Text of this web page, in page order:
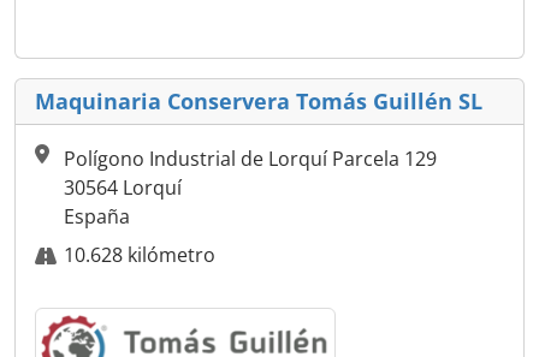
Maquinaria Conservera Tomás Guillén SL
Polígono Industrial de Lorquí Parcela 129
30564 Lorquí
España
10.628 kilómetro